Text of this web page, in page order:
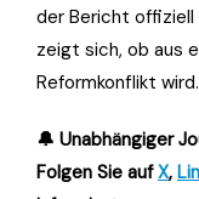
der Bericht
zeigt sich, ob aus
Reformkonflikt wird.
🔔 Unabhängiger
Folgen Sie aufX,